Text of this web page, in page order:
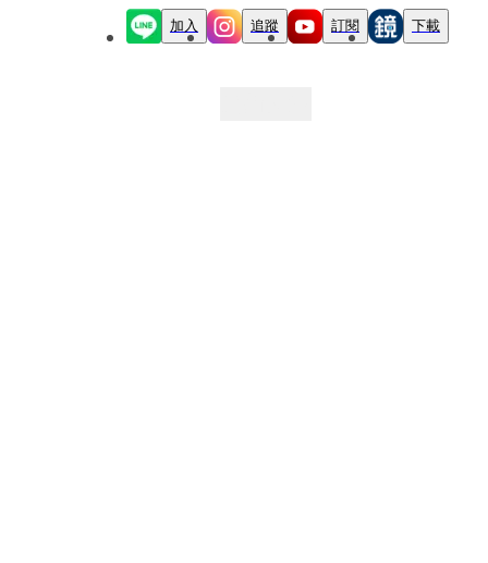
加入 追蹤 訂閱 下載